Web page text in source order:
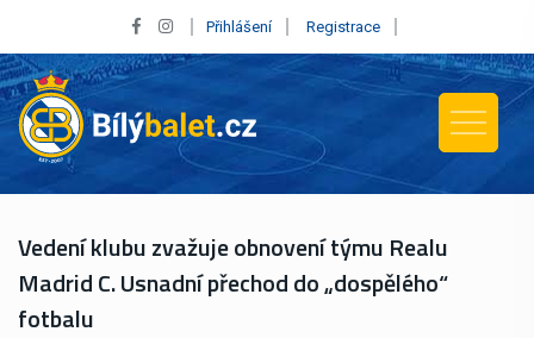
Přihlášení Registrace
Vedení klubu zvažuje obnovení týmu Realu
Madrid C. Usnadní přechod do „dospělého“
fotbalu